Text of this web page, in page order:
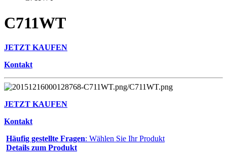
C711WT
JETZT KAUFEN
Kontakt
JETZT KAUFEN
Kontakt
Häufig gestellte Fragen: Wählen Sie Ihr Produkt
Details zum Produkt